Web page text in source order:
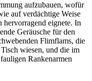
aufzubauen, wofür
auf verdächtige Weise
eignete. In
Geräusche für den
Flimflams, die
wiesen, und die im
Rankenarmen